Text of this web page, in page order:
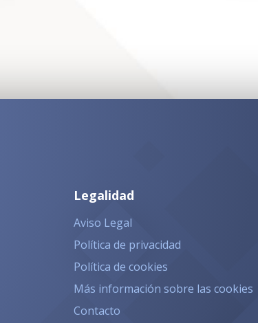
Legalidad
Aviso Legal
Política de privacidad
Política de cookies
Más información sobre las cookies
Contacto